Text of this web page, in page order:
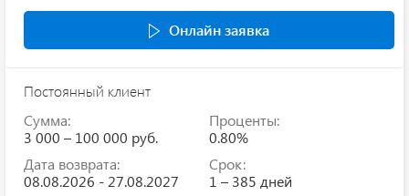
Онлайн заявка
Постоянный клиент
Сумма:
3 000 – 100 000 руб.
Проценты:
0.80%
Дата возврата:
08.08.2026 - 27.08.2027
Срок:
1 – 385 дней